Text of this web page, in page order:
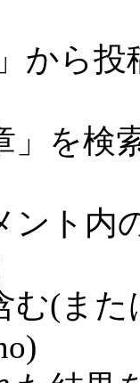
」から
」を検
ント内
む(ま